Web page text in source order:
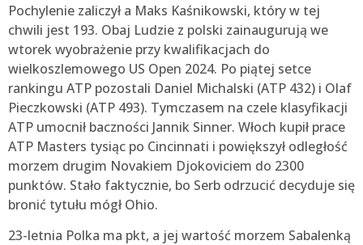
Pochylenie zaliczył a Maks Kaśnikowski, który w tej
chwili jest 193. Obaj Ludzie z polski zainaugurują we
wtorek wyobrażenie przy kwalifikacjach do
wielkoszlemowego US Open 2024. Po piątej setce
rankingu ATP pozostali Daniel Michalski (ATP 432) i Olaf
Pieczkowski (ATP 493). Tymczasem na czele klasyfikacji
ATP umocnił baczności Jannik Sinner. Włoch kupił prace
ATP Masters tysiąc po Cincinnati i powiększył odległość
morzem drugim Novakiem Djokoviciem do 2300
punktów. Stało faktycznie, bo Serb odrzucić decyduje się
bronić tytułu mógł Ohio.
23-letnia Polka ma pkt, a jej wartość morzem Sabalenką